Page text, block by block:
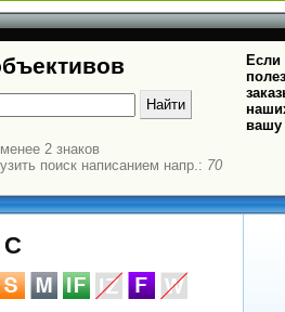
2 знаков
поиск написанием напр.: 70
Если
вашу